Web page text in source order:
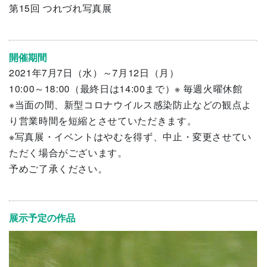
第15回 つれづれ写真展
開催期間
2021年7月7日（水）～7月12日（月）
10:00～18:00（最終日は14:00まで）※ 毎週火曜休館
※当面の間、新型コロナウイルス感染防止などの観点よ
り営業時間を短縮とさせていただきます。
※写真展・イベントはやむを得ず、中止・変更させてい
ただく場合がございます。
予めご了承ください。
展示予定の作品